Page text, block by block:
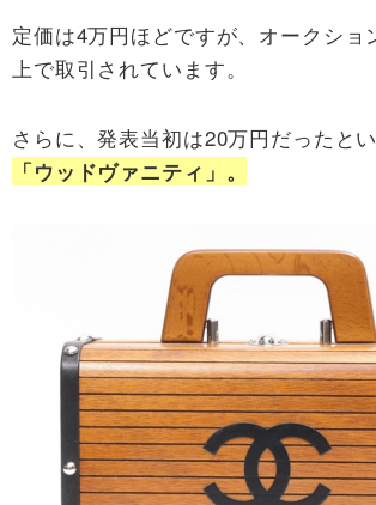
定価は4万円ほどですが、オークショ
上で取引されています。
さらに、発表当初は20万円だったと
「ウッドヴァニティ」。